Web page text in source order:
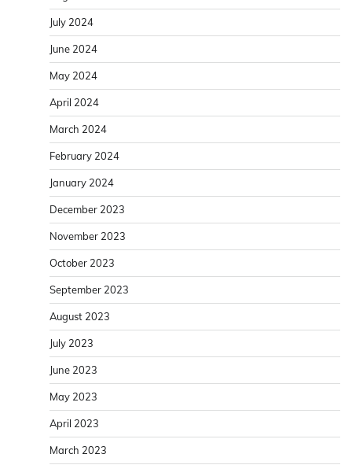
July 2024
June 2024
May 2024
April 2024
March 2024
February 2024
January 2024
December 2023
November 2023
October 2023
September 2023
August 2023
July 2023
June 2023
May 2023
April 2023
March 2023